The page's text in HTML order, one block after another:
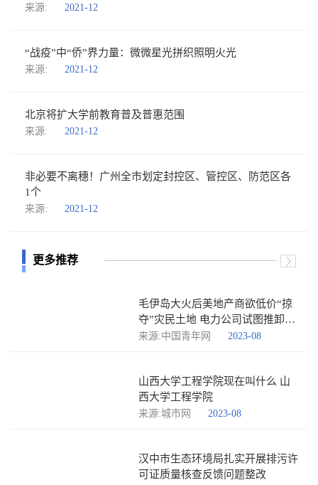
来源: 2021-12
“战疫”中“侨”界力量：微微星光拼织照明火光
来源: 2021-12
北京将扩大学前教育普及普惠范围
来源: 2021-12
非必要不离穗！广州全市划定封控区、管控区、防范区各
1个
来源: 2021-12
更多推荐
毛伊岛大火后美地产商欲低价“掠
夺”灾民土地 电力公司试图推卸责
任
来源:中国青年网 2023-08
山西大学工程学院现在叫什么 山
西大学工程学院
来源:城市网 2023-08
汉中市生态环境局扎实开展排污许
可证质量核查反馈问题整改